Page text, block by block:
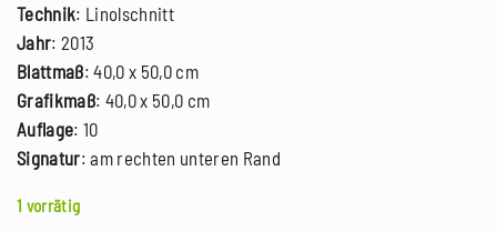
Technik: Linolschnitt
Jahr: 2013
Blattmaß: 40,0 x 50,0 cm
Grafikmaß: 40,0 x 50,0 cm
Auflage: 10
Signatur: am rechten unteren Rand
1 vorrätig